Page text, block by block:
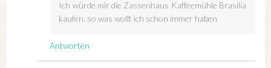
Ich würde mir die Zassenhaus Kaffeemühle Brasilia
kaufen. so was wollt ich schon immer haben
Antworten